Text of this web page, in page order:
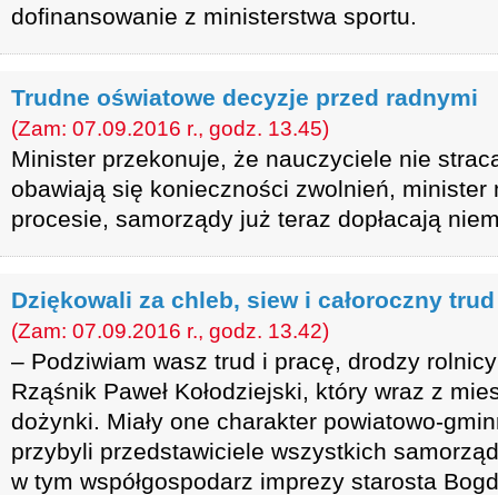
dofinansowanie z ministerstwa sportu.
Trudne oświatowe decyzje przed radnymi
(Zam: 07.09.2016 r., godz. 13.45)
Minister przekonuje, że nauczyciele nie
obawiają się konieczności zwolnień, minister
procesie, samorządy już teraz dopłacają
Dziękowali za chleb, siew i całoroczny trud
(Zam: 07.09.2016 r., godz. 13.42)
– Podziwiam wasz trud i pracę, drodzy
Rząśnik Paweł Kołodziejski, który wraz z
dożynki. Miały one charakter powiatowo-
przybyli przedstawiciele wszystkich
w tym współgospodarz imprezy starosta